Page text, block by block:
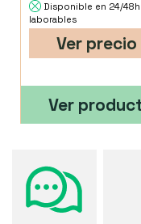
Disponible en 24/48h
laborables
Ver precio
Ver